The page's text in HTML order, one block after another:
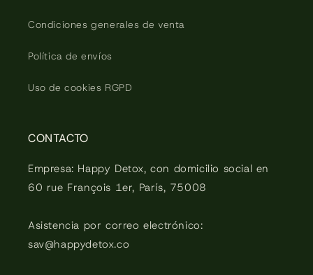
Condiciones generales de venta
Política de envíos
Uso de cookies RGPD
CONTACTO
Empresa: Happy Detox, con domicilio social en
60 rue François 1er, París, 75008
Asistencia por correo electrónico:
sav@happydetox.co